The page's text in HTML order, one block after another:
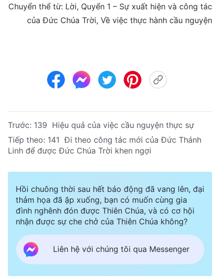
Chuyển thể từ: Lời, Quyển 1 – Sự xuất hiện và công tác
của Đức Chúa Trời, Về việc thực hành cầu nguyện
Trước: 139 Hiệu quả của việc cầu nguyện thực sự
Tiếp theo: 141 Đi theo công tác mới của Đức Thánh
Linh để được Đức Chúa Trời khen ngợi
Hồi chuông thời sau hết báo động đã vang lên, đại
thảm họa đã ập xuống, bạn có muốn cùng gia
đình nghênh đón được Thiên Chúa, và có cơ hội
nhận được sự che chở của Thiên Chúa không?
Liên hệ với chúng tôi qua Messenger